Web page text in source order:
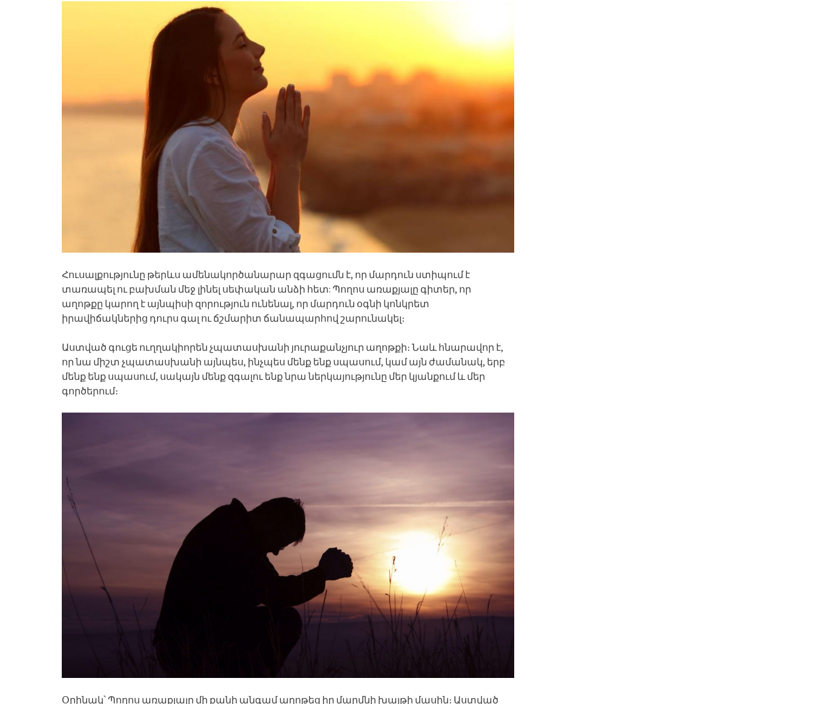
Հուսալքությունը թերևս ամենակործանարար զգացումն է, որ մարդուն ստիպում է
տառապել ու բախման մեջ լինել սեփական անձի հետ: Պողոս առաքյալը գիտեր, որ
աղոթքը կարող է այնպիսի զորություն ունենալ, որ մարդուն օգնի կոնկրետ
իրավիճակներից դուրս գալ ու ճշմարիտ ճանապարհով շարունակել։
Աստված գուցե ուղղակիորեն չպատասխանի յուրաքանչյուր աղոթքի։ Նաև հնարավոր է,
որ նա միշտ չպատասխանի այնպես, ինչպես մենք ենք սպասում, կամ այն ժամանակ, երբ
մենք ենք սպասում, սակայն մենք զգալու ենք նրա ներկայությունը մեր կյանքում և մեր
գործերում։
Օրինակ՝ Պողոս առաքյալը մի քանի անգամ աղոթեց իր մարմնի խայթի մասին։ Աստված